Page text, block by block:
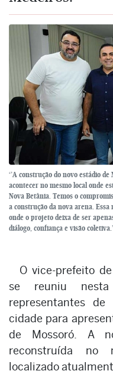
‘’A construção do novo estádio
acontecer no mesmo local onde
Nova Betânia. Temos o
a construção da nova arena.
onde o projeto deixa de ser
diálogo, confiança e visão
O vice-prefeito
se reuniu
representantes de
cidade para
de Mossoró. A
reconstruída no
localizado